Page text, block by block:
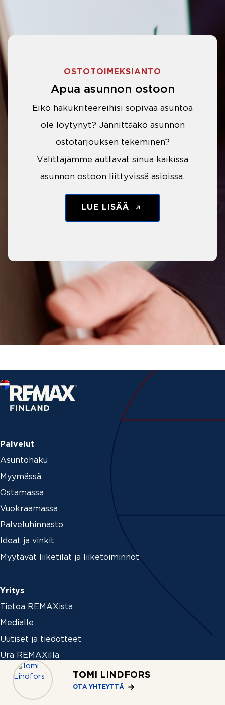
TOMI LINDFORS
OTA YHTEYTTÄ
OSTOTOIMEKSIANTO
Apua asunnon ostoon
Eikö hakukriteereihisi sopivaa asuntoa
ole löytynyt? Jännittääkö asunnon
ostotarjouksen tekeminen?
Välittäjämme auttavat sinua kaikissa
asunnon ostoon liittyvissä asioissa.
LUE LISÄÄ
Palvelut
Asuntohaku
Myymässä
Ostamassa
Vuokraamassa
Palveluhinnasto
Ideat ja vinkit
Myytävät liiketilat ja liiketoiminnot
Yritys
Tietoa REMAXista
Medialle
Uutiset ja tiedotteet
Ura REMAXilla